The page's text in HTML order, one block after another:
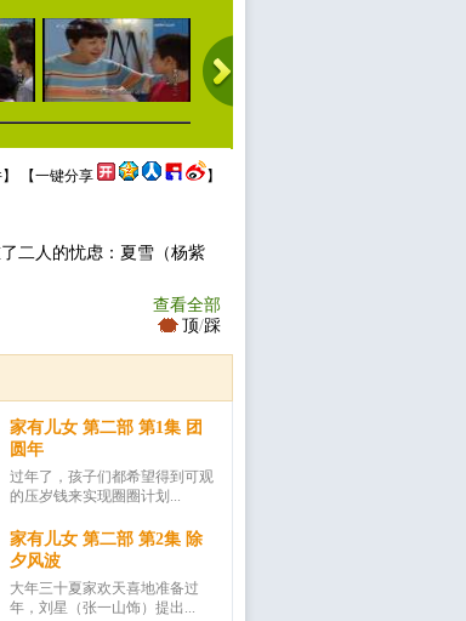
】 【一键分享 】
二人的忧虑：夏雪（杨紫
查看全部
顶/踩
家有儿女 第二部 第1集 团
圆年
过年了，孩子们都希望得到可观
的压岁钱来实现圈圈计划...
家有儿女 第二部 第2集 除
夕风波
大年三十夏家欢天喜地准备过
年，刘星（张一山饰）提出...